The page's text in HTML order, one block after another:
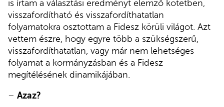
is írtam a választási eredményt elemző kötetben,
visszafordítható és visszafordíthatatlan
folyamatokra osztottam a Fidesz körüli világot. Azt
vettem észre, hogy egyre több a szükségszerű,
visszafordíthatatlan, vagy már nem lehetséges
folyamat a kormányzásban és a Fidesz
megítélésének dinamikájában.
– Azaz?